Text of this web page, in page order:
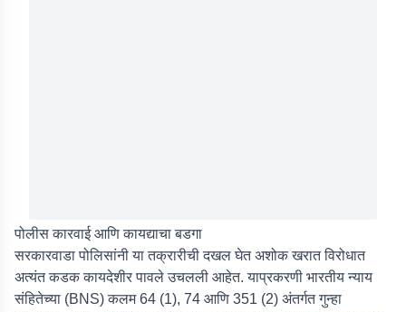
पोलीस कारवाई आणि कायद्याचा बडगा
सरकारवाडा पोलिसांनी या तक्रारीची दखल घेत अशोक खरात विरोधात
अत्यंत कडक कायदेशीर पावले उचलली आहेत. याप्रकरणी भारतीय न्याय
संहितेच्या (BNS) कलम 64 (1), 74 आणि 351 (2) अंतर्गत गुन्हा